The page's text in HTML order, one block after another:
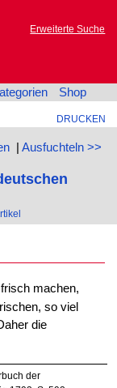
Erweiterte Suche
Shop
DRUCKEN
| Ausfuchteln >>
machen,
so viel
die
der